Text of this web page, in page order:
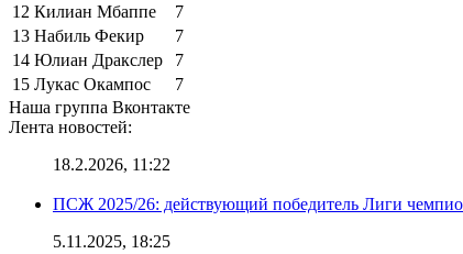
12 Килиан Мбаппе
7
13 Набиль Фекир
7
14 Юлиан Дракслер
7
15 Лукас Окампос
7
Наша группа Вконтакте
Лента новостей:
18.2.2026, 11:22
ПСЖ 2025/26: действующий победитель Лиги
5.11.2025, 18:25